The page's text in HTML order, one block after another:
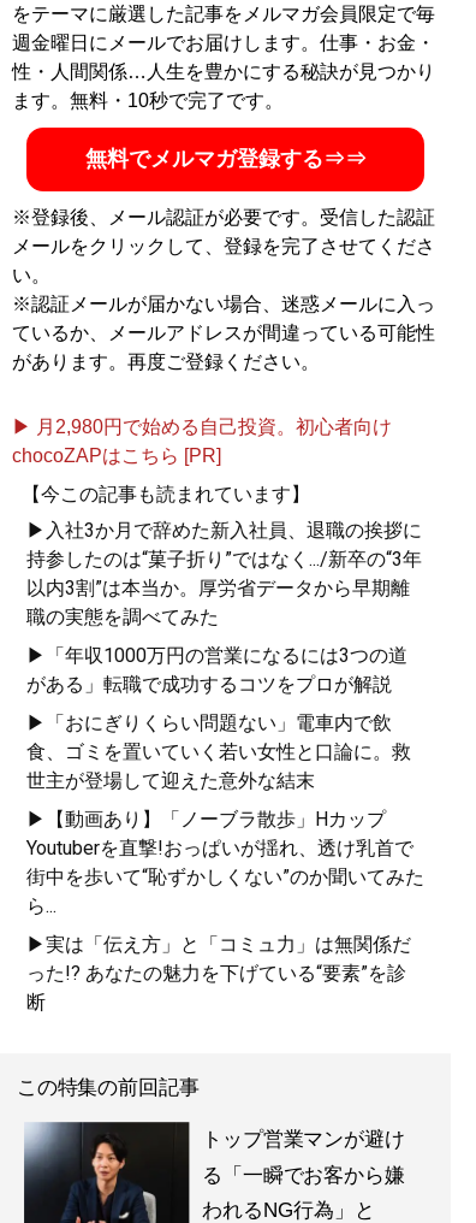
／ @M_imai_CEREBRIX
『セールス･イズ 2：ファ
クトファインディング』
る、究極の「問いの技
術」
に「成果をコントロール
勘や偶然、根性ではなく
「理論で売る」
新人からベテランまで役
立つ具体的ノウハウが満
記事一覧へ
をテーマに厳選した記事をメルマガ会員限定で毎
週金曜日にメールでお届けします。仕事・お金・
性・人間関係…人生を豊かにする秘訣が見つかり
ます。無料・10秒で完了です。
無料でメルマガ登録する⇒⇒
※登録後、メール認証が必要です。受信した認証
メールをクリックして、登録を完了させてくださ
い。
※認証メールが届かない場合、迷惑メールに入っ
ているか、メールアドレスが間違っている可能性
があります。再度ご登録ください。
▶ 月2,980円で始める自己投資。初心者向け
chocoZAPはこちら [PR]
【今この記事も読まれています】
▶入社3か月で辞めた新入社員、退職の挨拶に
持参したのは“菓子折り”ではなく.../新卒の“3年
以内3割”は本当か。厚労省データから早期離
職の実態を調べてみた
▶「年収1000万円の営業になるには3つの道
がある」転職で成功するコツをプロが解説
▶「おにぎりくらい問題ない」電車内で飲
食、ゴミを置いていく若い女性と口論に。救
世主が登場して迎えた意外な結末
▶【動画あり】「ノーブラ散歩」Hカップ
Youtuberを直撃!おっぱいが揺れ、透け乳首で
街中を歩いて“恥ずかしくない”のか聞いてみた
ら...
▶実は「伝え方」と「コミュ力」は無関係だ
った!? あなたの魅力を下げている“要素”を診
断
この特集の前回記事
トップ営業マンが避け
る「一瞬でお客から嫌
われるNG行為」と